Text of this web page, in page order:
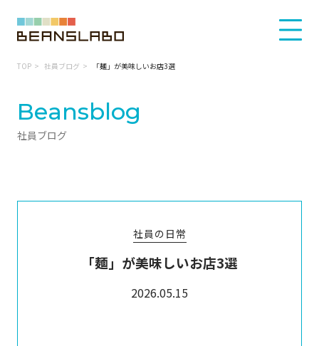
TOP 社員ブログ 「麺」が美味しいお店3選
Beansblog
社員ブログ
社員の日常
「麺」が美味しいお店3選
2026.05.15